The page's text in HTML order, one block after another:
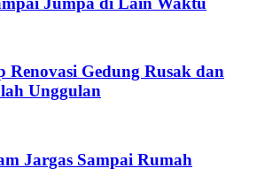
Renovasi Gedung Rusak dan
Unggulan
Jargas Sampai Rumah